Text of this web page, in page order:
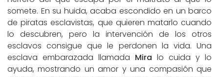
somete. En su huida, acaba escondido en un barco
de piratas esclavistas, que quieren matarlo cuando
lo descubren, pero la intervención de los otros
esclavos consigue que le perdonen la vida. Una
esclava embarazada llamada Mira lo cuida y lo
ayuda, mostrando un amor y una compasión que